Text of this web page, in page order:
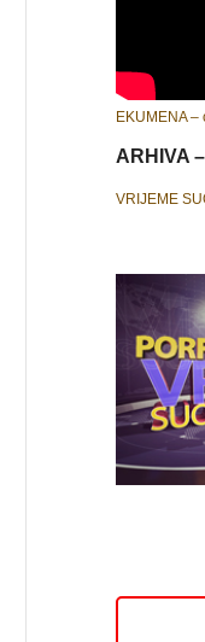
EKUMENA
ARHIVA
VRIJEME